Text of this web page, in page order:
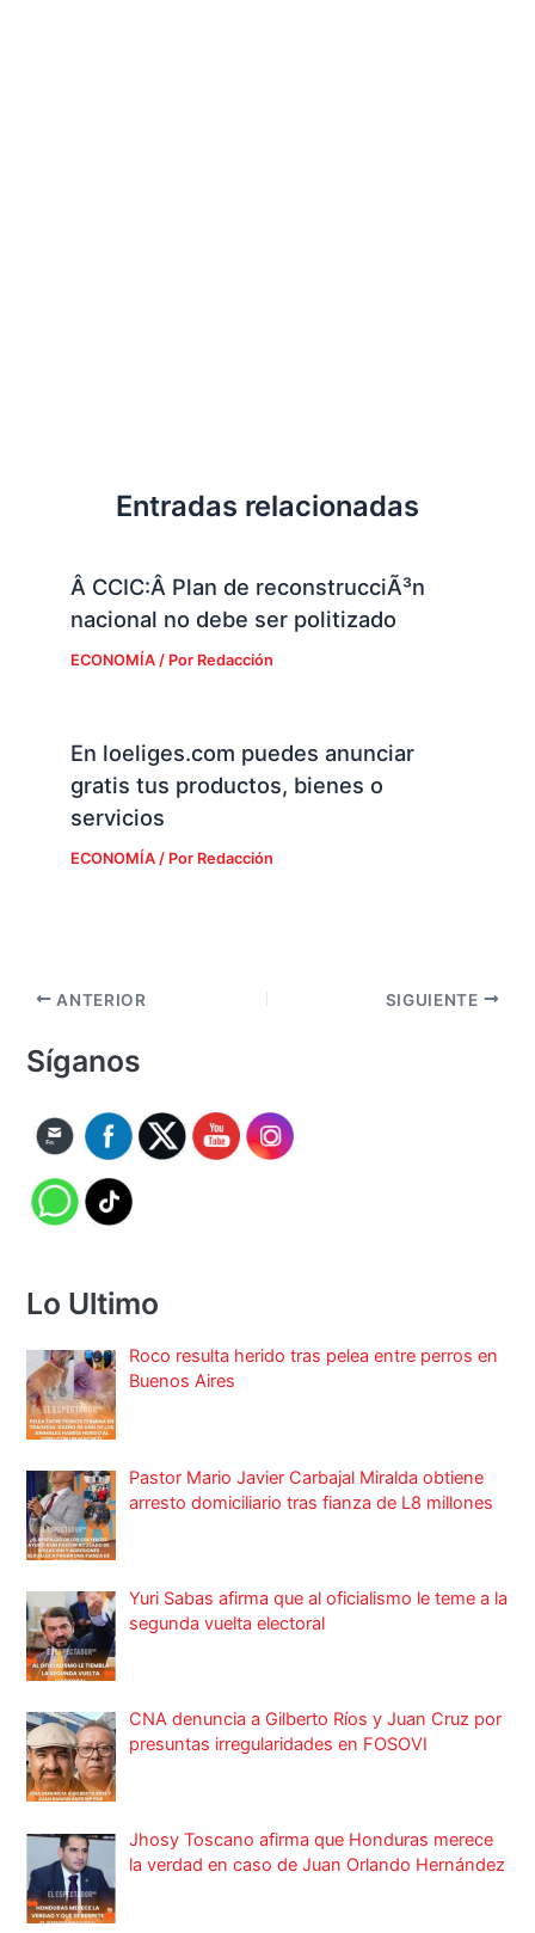
Entradas relacionadas
Â CCIC:Â Plan de reconstrucciÃ³n
nacional no debe ser politizado
ECONOMÍA/ Por Redacción
En loeliges.com puedes anunciar
gratis tus productos, bienes o
servicios
ECONOMÍA/ Por Redacción
ANTERIOR SIGUIENTE
Síganos
Lo Ultimo
Roco resulta herido tras pelea entre perros en
Buenos Aires
Pastor Mario Javier Carbajal Miralda obtiene
arresto domiciliario tras fianza de L8 millones
Yuri Sabas afirma que al oficialismo le teme a la
segunda vuelta electoral
CNA denuncia a Gilberto Ríos y Juan Cruz por
presuntas irregularidades en FOSOVI
Jhosy Toscano afirma que Honduras merece
la verdad en caso de Juan Orlando Hernández